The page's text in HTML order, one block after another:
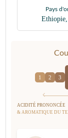
Pays
1 2 3
ACIDITÉ PRONONCÉE
& AROMATIQUE DU